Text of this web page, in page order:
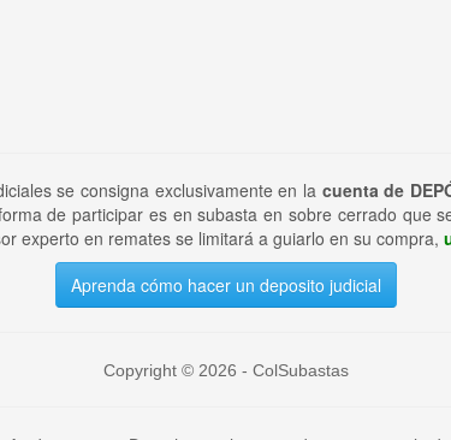
se consigna exclusivamente en lacuenta de
de participar es en subasta en sobre cerrado que
experto en remates se limitará a guiarlo en su compra,
Aprenda cómo hacer un deposito judicial
Copyright © 2026 - ColSubastas